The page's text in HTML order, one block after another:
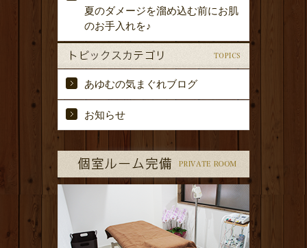
夏のダメージを溜め込む前にお肌
のお手入れを♪
あゆむの気まぐれブログ
お知らせ